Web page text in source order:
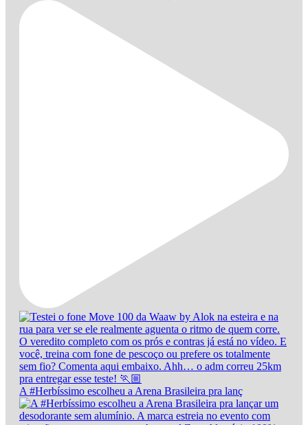
A #Herbíssimo escolheu a Arena Brasileira pra lanç